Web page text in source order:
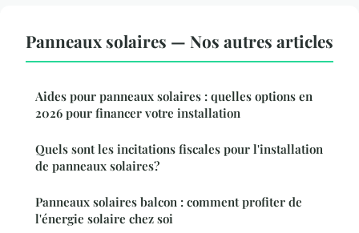
Panneaux solaires — Nos autres articles
Aides pour panneaux solaires : quelles options en
2026 pour financer votre installation
Quels sont les incitations fiscales pour l'installation
de panneaux solaires?
Panneaux solaires balcon : comment profiter de
l'énergie solaire chez soi